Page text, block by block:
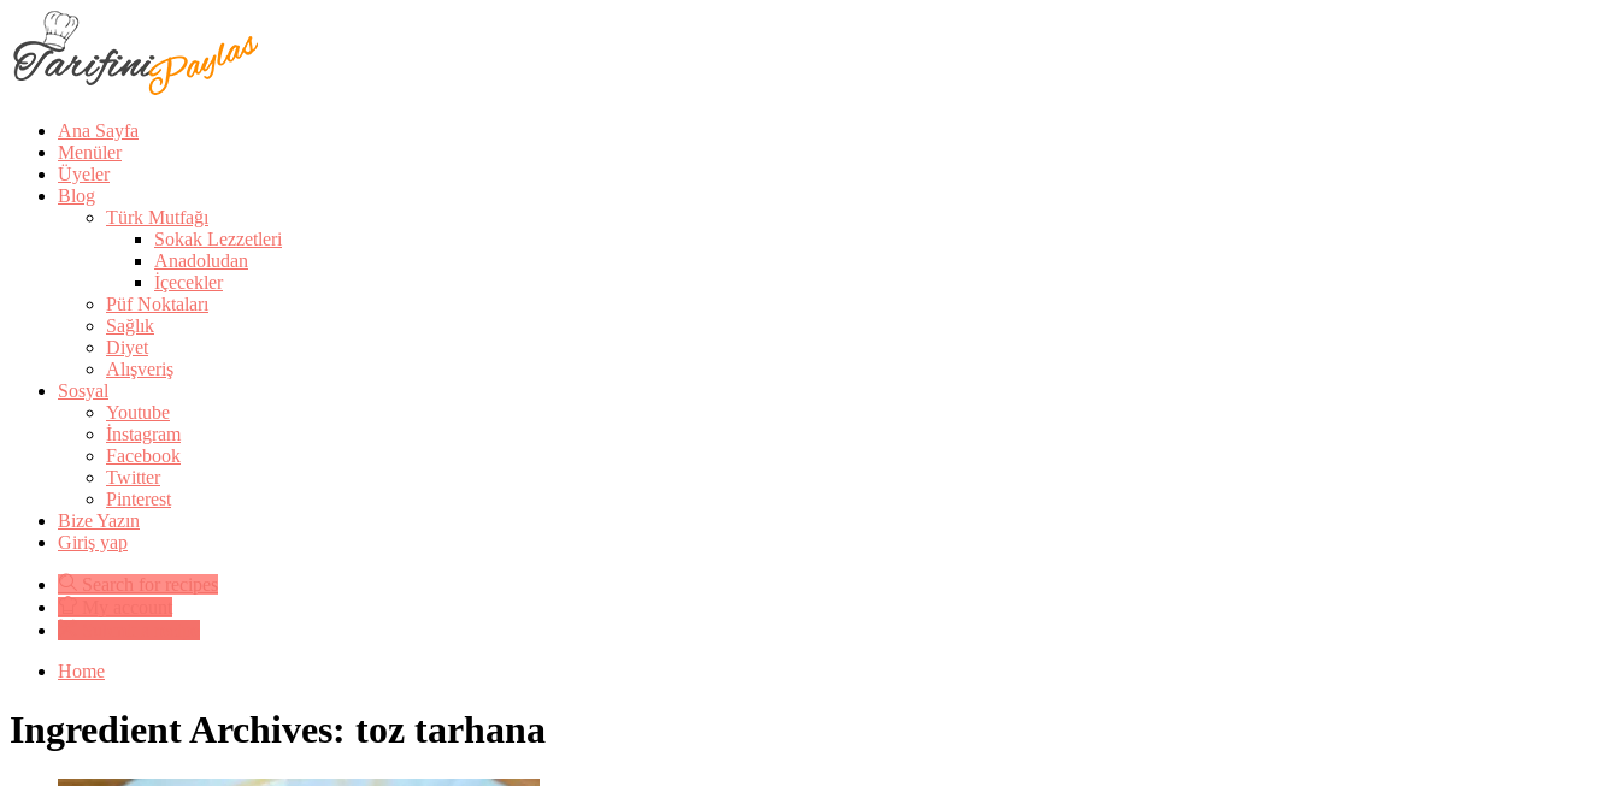
Ana Sayfa
Menüler
Üyeler
Blog
Türk Mutfağı
Sokak Lezzetleri
Anadoludan
İçecekler
Püf Noktaları
Sağlık
Diyet
Alışveriş
Sosyal
Youtube
İnstagram
Facebook
Twitter
Pinterest
Bize Yazın
Giriş yap
Search for recipes
Home
Ingredient Archives: toz tarhana